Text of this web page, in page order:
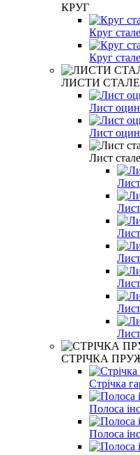
КРУГ
Круг
Круг
ЛИСТИ
Лист
Лист
Лист
СТРІЧКА
Стрічка
Полоса
Полоса